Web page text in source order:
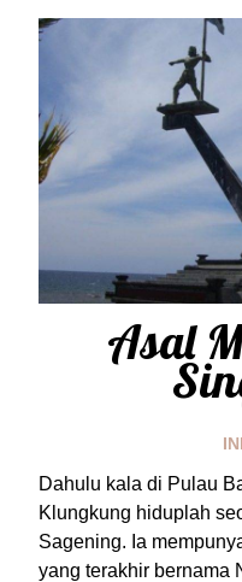
Asal
Dahulu kala di Pulau
Klungkung hiduplah
Sagening. Ia
yang terakhir bernama